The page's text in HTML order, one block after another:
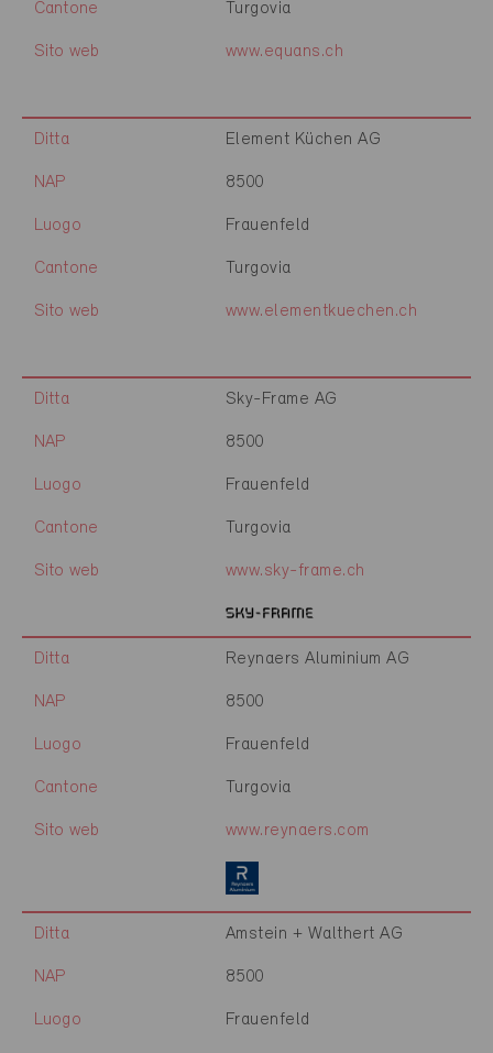
Cantone Turgovia
Sito web www.equans.ch
Ditta Element Küchen AG
NAP 8500
Luogo Frauenfeld
Cantone Turgovia
Sito web www.elementkuechen.ch
Ditta Sky-Frame AG
NAP 8500
Luogo Frauenfeld
Cantone Turgovia
Sito web www.sky-frame.ch
Ditta Reynaers Aluminium AG
NAP 8500
Luogo Frauenfeld
Cantone Turgovia
Sito web www.reynaers.com
Ditta Amstein + Walthert AG
NAP 8500
Luogo Frauenfeld